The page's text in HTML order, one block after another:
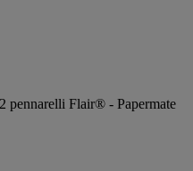
pennarelli Flair® - Papermate